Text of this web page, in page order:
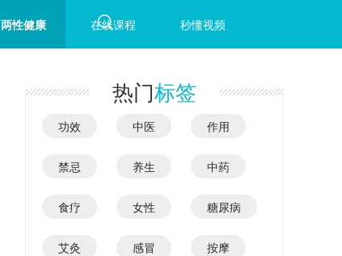
两性健康 在线课程 秒懂视频
热门标签
功效 中医 作用
禁忌 养生 中药
食疗 女性 糖尿病
艾灸 感冒 按摩